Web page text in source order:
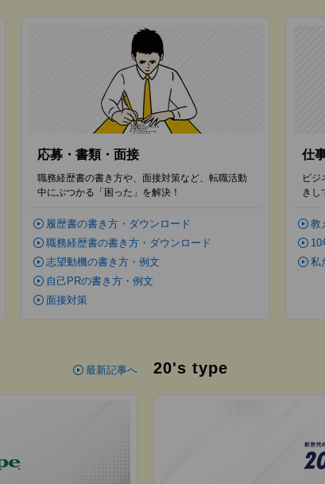
応募・書類・面接
職務経歴書の書き方や、面接対策など、転職活動
中にぶつかる「困った」を解決！
履歴書の書き方・ダウンロード
職務経歴書の書き方・ダウンロード
志望動機の書き方・例文
自己PRの書き方・例文
面接対策
仕
ビジ
きし
教
10
私
最新記事へ 20's type